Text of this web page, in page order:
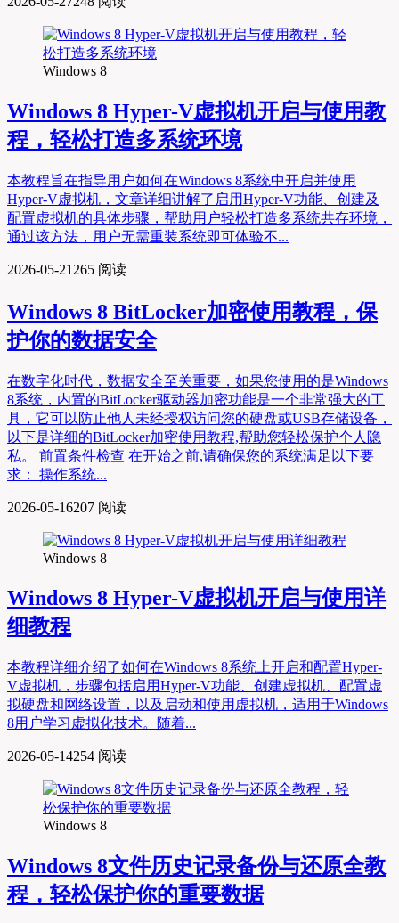
Windows 8
Windows 8 Hyper-V虚拟机开启与使用教
程，轻松打造多系统环境
本教程旨在指导用户如何在Windows 8系统中开启并使用
Hyper-V虚拟机，文章详细讲解了启用Hyper-V功能、创建及
配置虚拟机的具体步骤，帮助用户轻松打造多系统共存环境，
通过该方法，用户无需重装系统即可体验不...
2026-05-21 265 阅读
Windows 8 BitLocker加密使用教程，保
护你的数据安全
在数字化时代，数据安全至关重要，如果您使用的是Windows
8系统，内置的BitLocker驱动器加密功能是一个非常强大的工
具，它可以防止他人未经授权访问您的硬盘或USB存储设备，
以下是详细的BitLocker加密使用教程,帮助您轻松保护个人隐
私。 前置条件检查 在开始之前,请确保您的系统满足以下要
求： 操作系统...
2026-05-16207 阅读
Windows 8
Windows 8 Hyper-V虚拟机开启与使用详
细教程
本教程详细介绍了如何在Windows 8系统上开启和配置Hyper-
V虚拟机，步骤包括启用Hyper-V功能、创建虚拟机、配置虚
拟硬盘和网络设置，以及启动和使用虚拟机，适用于Windows
8用户学习虚拟化技术。随着...
2026-05-14254 阅读
Windows 8
Windows 8文件历史记录备份与还原全教
程，轻松保护你的重要数据